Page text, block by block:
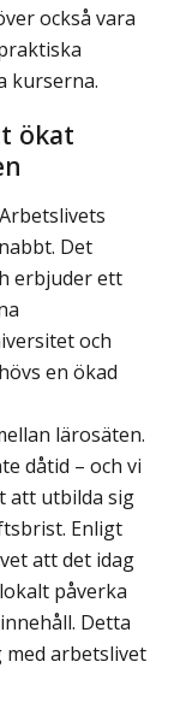
också vara
kurserna.
ökat
Det
erbjuder ett
och
en ökad
lärosäten.
dåtid – och vi
att utbilda sig
Enligt
att det idag
påverka
Detta
med arbetslivet